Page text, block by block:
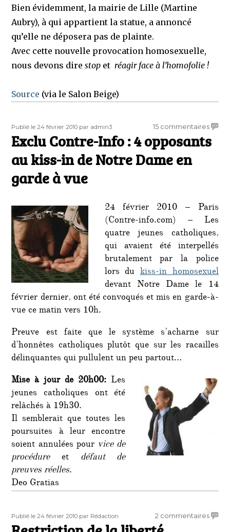
Bien évidemment, la mairie de Lille (Martine
Aubry), à qui appartient la statue, a annoncé
qu’elle ne déposera pas de plainte.
Avec cette nouvelle provocation homosexuelle,
nous devons direstop et réagir face à l’homofolie !
Source (via le Salon Beige)
Publié
le
Publié le 24 février 2010 Auteur
par admin3 15 commentairessur
Exclu
kiss-
in
de
Notre
Dame
en
garde
à
vue
Exclu Contre-Info : 4 opposants
au kiss-in de Notre Dame en
garde à vue
24 février 2010 – Paris
(Contre-info.com) – Les
quatre jeunes catholiques,
qui avaient été interpellés
brutalement par la police
lors dukiss-in homosexuel
devant Notre Dame le 14
février dernier, ont été convoqués et mis en garde-à-
vue ce matin vers 10h.
Preuve est faite que le système s’acharne sur
d’honnêtes catholiques plutôt que sur les racailles
délinquantes qui pullulent un peu partout…
Mise à jour de 20h00: Les
jeunes catholiques ont été
relâchés à 19h30.
Il semblerait que toutes les
poursuites à leur encontre
soient annulées pour vice de
procédureet défaut de
preuves réelles.
Deo Gratias
Publié
le
Publié le 24 février 2010 Auteur
par Rédaction 2 commentairessur